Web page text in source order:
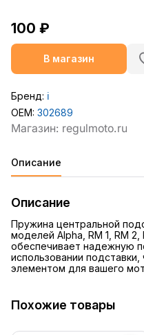
100 ₽
В магазин
Бренд: ℹ️
OEM: 302689
Описание
Описание
Пружина центральной
моделей Alpha, RM 1, RM
обеспечивает надежную
использовании
элементом для вашего
Похожие товары